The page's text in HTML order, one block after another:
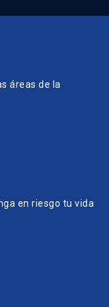
áreas de la
en riesgo tu vida